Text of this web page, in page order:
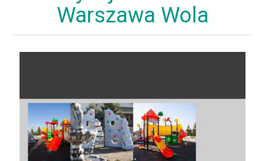
Warszawa Wola